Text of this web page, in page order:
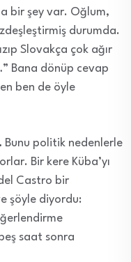
bir şey var. Oğlum,
durumda.
Slovakça çok ağır
Bana dönüp cevap
ben de öyle
Bunu politik nedenlerle
Bir kere Küba’yı
Castro bir
şöyle diyordu:
saat sonra